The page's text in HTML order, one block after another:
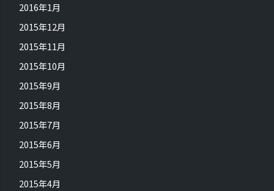
2016年1月
2015年12月
2015年11月
2015年10月
2015年9月
2015年8月
2015年7月
2015年6月
2015年5月
2015年4月